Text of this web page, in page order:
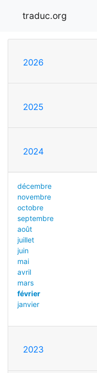
traduc.org
2026
2025
2024
décembre
novembre
octobre
septembre
août
juillet
juin
mai
avril
mars
février
janvier
2023